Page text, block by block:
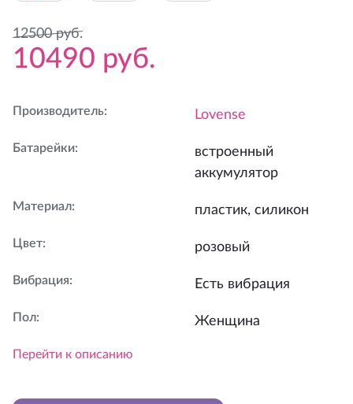
12500руб.
10490 руб.
Производитель: Lovense
Батарейки:
встроенный
аккумулятор
Материал: пластик, силикон
Цвет: розовый
Вибрация: Есть вибрация
Пол: Женщина
Перейти к описанию